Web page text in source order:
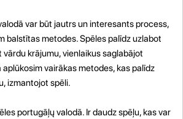
var būt jautrs un interesants process,
balstītas metodes. Spēles palīdz uzlabot
krājumu, vienlaikus saglabājot
vairākas metodes, kas palīdz
izmantojot spēli.
portugāļų valodā. Ir daudz spēļu, kas var